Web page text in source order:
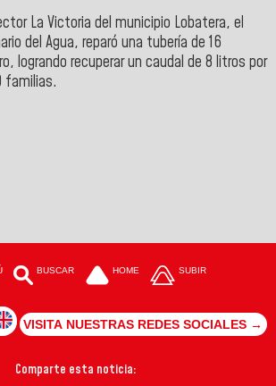
La Victoria del municipio Lobatera, el
del Agua, reparó una tubería de 16
logrando recuperar un caudal de 8 litros por
familias.
BUSCAR HOME SUBIR
VISITA NUESTRAS REDES SOCIALES →
Comparte esta noticia: